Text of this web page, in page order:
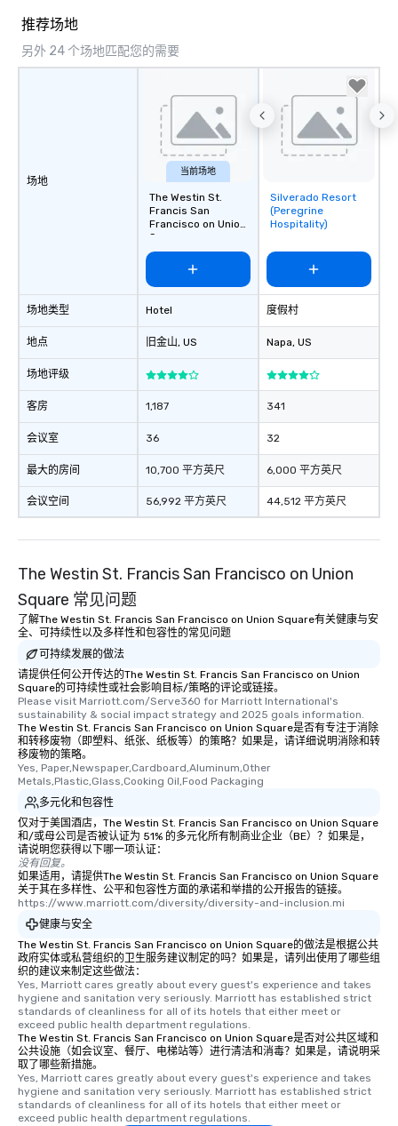
immediate seating
What’s more, your
a special warm
from the restaurant
be printed featuring
For added ease, we
transportation pick-
for groups that
experience, we can
an evening helicopter
glittering lights of The
Memorable
Smacking Foodie
to gather and dine
remember. Our one-
are special, from the
will reminisce about
One of the best
convenient and
walking distance of
members a chance
entertainment. All
knowledgeable,
who leads the group
ensuring there is
experiences offer the
several renowned
convenient outing,
discovered otherwise
at a typical corporate
a way to try some of
in the city and dive
selected dishes are
high standards to
delight any palate. Tours Available
from Day to Night
推荐场地
另外 24 个场地匹配您的需要
场地
场地类型
地点
场地评级
客房
会议室
最大的房间
会议空间
当前场地
The Westin St.
Francis San
Francisco on Union
Square
Hotel
旧金山, US
1,187
36
10,700 平方英尺
56,992 平方英尺
Removed from
favorites
Silverado Resort
(Peregrine
Hospitality)
度假村
Napa, US
341
32
6,000 平方英尺
44,512 平方英尺
The Westin St. Francis San Francisco on Union
Square 常见问题
了解The Westin St. Francis San Francisco on Union Square有关健康与安
全、可持续性以及多样性和包容性的常见问题
可持续发展的做法
请提供任何公开传达的The Westin St. Francis San Francisco on Union
Square的可持续性或社会影响目标/策略的评论或链接。
Please visit Marriott.com/Serve360 for Marriott International's
sustainability & social impact strategy and 2025 goals information.
The Westin St. Francis San Francisco on Union Square是否有专注于消除
和转移废物（即塑料、纸张、纸板等）的策略？如果是，请详细说明消除和转
移废物的策略。
Yes, Paper,Newspaper,Cardboard,Aluminum,Other
Metals,Plastic,Glass,Cooking Oil,Food Packaging
多元化和包容性
仅对于美国酒店，The Westin St. Francis San Francisco on Union Square
和/或母公司是否被认证为 51% 的多元化所有制商业企业（BE）？如果是，
请说明您获得以下哪一项认证：
没有回复。
如果适用，请提供The Westin St. Francis San Francisco on Union Square
关于其在多样性、公平和包容性方面的承诺和举措的公开报告的链接。
https://www.marriott.com/diversity/diversity-and-inclusion.mi
健康与安全
The Westin St. Francis San Francisco on Union Square的做法是根据公共
政府实体或私营组织的卫生服务建议制定的吗？如果是，请列出使用了哪些组
织的建议来制定这些做法：
Yes, Marriott cares greatly about every guest's experience and takes
hygiene and sanitation very seriously. Marriott has established strict
standards of cleanliness for all of its hotels that either meet or
exceed public health department regulations.
The Westin St. Francis San Francisco on Union Square是否对公共区域和
公共设施（如会议室、餐厅、电梯站等）进行清洁和消毒？如果是，请说明采
取了哪些新措施。
Yes, Marriott cares greatly about every guest's experience and takes
hygiene and sanitation very seriously. Marriott has established strict
standards of cleanliness for all of its hotels that either meet or
exceed public health department regulations.